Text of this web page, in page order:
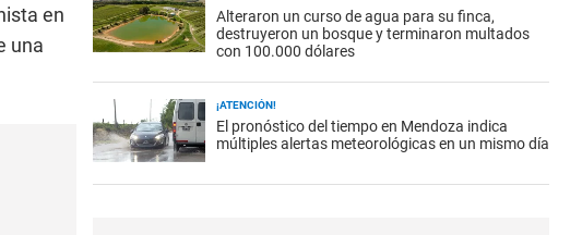
en
una
Alteraron un curso de agua para su finca,
destruyeron un bosque y terminaron multados
con 100.000 dólares
¡ATENCIÓN!
El pronóstico del tiempo en Mendoza indica
múltiples alertas meteorológicas en un mismo día